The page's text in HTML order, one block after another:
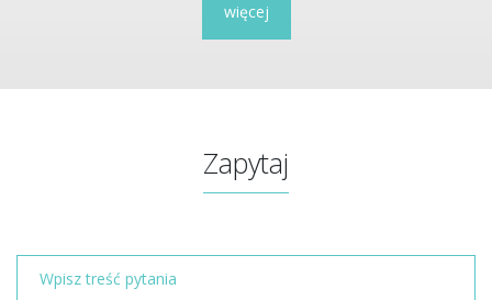
więcej
Zapytaj